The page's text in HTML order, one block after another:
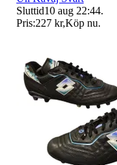
Sluttid10 aug 22:44.
Pris:227 kr,Köp nu.